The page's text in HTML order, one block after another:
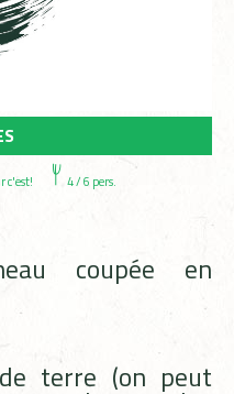
c'est! 4 / 6 pers.
coupée en
terre (on peut